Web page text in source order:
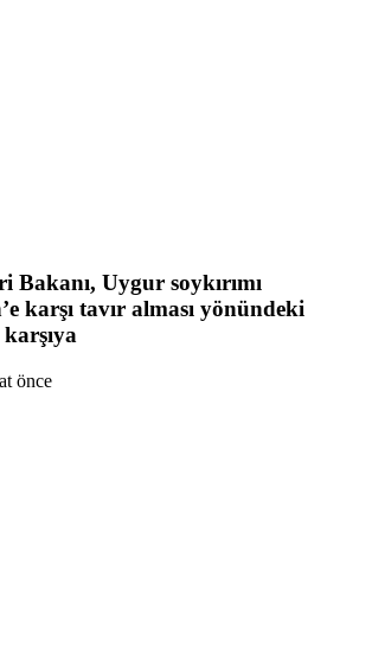
Bakanı, Uygur soykırımı
karşı tavır alması yönündeki
önce